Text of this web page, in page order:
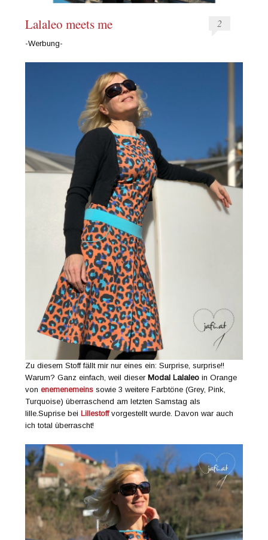
Lalaleo meets me 2
-Werbung-
Zu diesem Stoff fällt mir nur eines ein: Surprise, surprise!!
Warum? Ganz einfach, weil dieser Modal Lalaleo in Orange
vonenemenemeins sowie 3 weitere Farbtöne (Grey, Pink,
Turquoise) überraschend am letzten Samstag als
lille.Suprise bei Lillestoff vorgestellt wurde. Davon war auch
ich total überrascht!